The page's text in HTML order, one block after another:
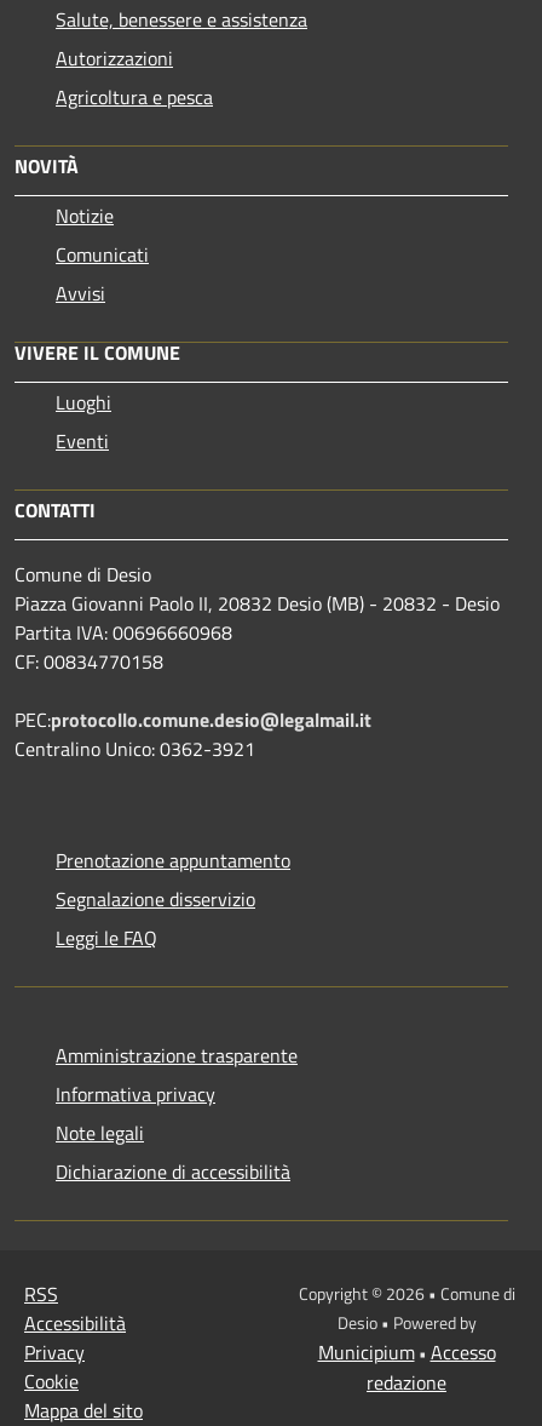
Salute, benessere e assistenza
Autorizzazioni
Agricoltura e pesca
NOVITÀ
Notizie
Comunicati
Avvisi
VIVERE IL COMUNE
Luoghi
Eventi
CONTATTI
Comune di Desio
Piazza Giovanni Paolo II, 20832 Desio (MB) - 20832 - Desio
Partita IVA: 00696660968
CF: 00834770158
PEC:protocollo.comune.desio@legalmail.it
Centralino Unico: 0362-3921
Prenotazione appuntamento
Segnalazione disservizio
Leggi le FAQ
Amministrazione trasparente
Informativa privacy
Note legali
Dichiarazione di accessibilità
RSS
Accessibilità
Privacy
Cookie
Mappa del sito
Copyright © 2026 • Comune di
Desio • Powered by
Municipium• Accesso
redazione